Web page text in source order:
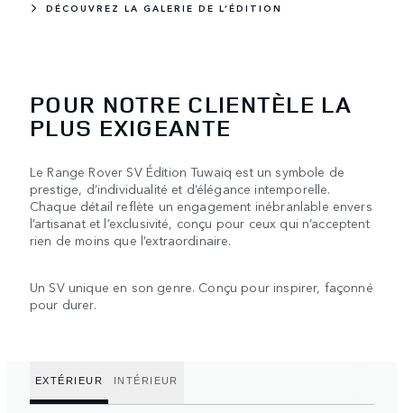
DÉCOUVREZ LA GALERIE DE L’ÉDITION
POUR NOTRE CLIENTÈLE LA
PLUS EXIGEANTE
Le Range Rover SV Édition Tuwaiq est un symbole de
prestige, d’individualité et d’élégance intemporelle.
Chaque détail reflète un engagement inébranlable envers
l’artisanat et l’exclusivité, conçu pour ceux qui n’acceptent
rien de moins que l’extraordinaire.
Un SV unique en son genre. Conçu pour inspirer, façonné
pour durer.
EXTÉRIEUR INTÉRIEUR